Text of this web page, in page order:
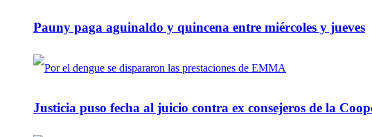
Pauny paga aguinaldo y quincena entre miércoles y jueves
Justicia puso fecha al juicio contra ex consejeros de la